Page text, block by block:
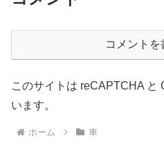
コメントを
このサイトは reCAPTCHA と
います。
ホーム 車